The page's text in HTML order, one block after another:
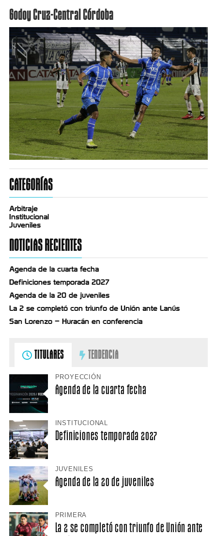
Godoy Cruz-Central Córdoba
CATEGORÍAS
Arbitraje
Institucional
Juveniles
NOTICIAS RECIENTES
Agenda de la cuarta fecha
Definiciones temporada 2027
Agenda de la 20 de juveniles
La 2 se completó con triunfo de Unión ante Lanús
San Lorenzo – Huracán en conferencia
TITULARES TENDENCIA
PROYECCIÓN
Agenda de la cuarta fecha
INSTITUCIONAL
Definiciones temporada 2027
JUVENILES
Agenda de la 20 de juveniles
PRIMERA
La 2 se completó con triunfo de Unión ante